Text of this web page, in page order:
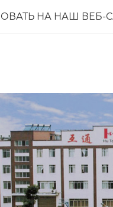
НА НАШ ВЕБ-